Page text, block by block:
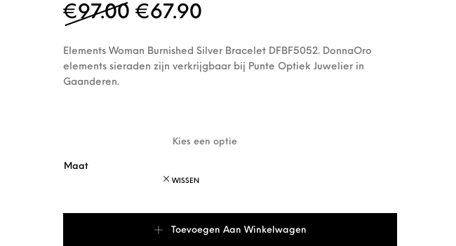
€97.00 Oorspronkelijke prijs was:
€67.90
Elements Woman Burnished Silver Bracelet DFBF5052. DonnaOro
elements sieraden zijn verkrijgbaar bij Punte Optiek Juwelier in
Gaanderen.
Maat
WISSEN
Toevoegen Aan Winkelwagen